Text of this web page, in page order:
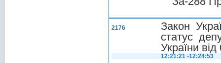
2176
Закон
статус
України
12:21:21 -12:24:53